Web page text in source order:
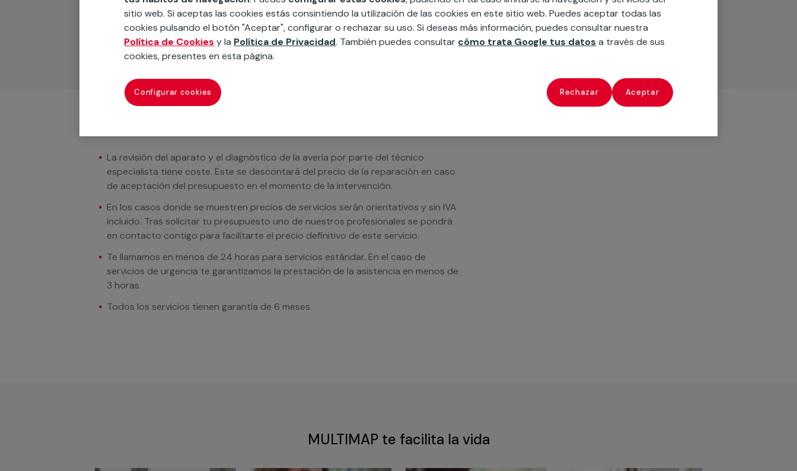
Podemos ofrecer cualquier servicio a medida incluyendo todo lo que necesites:
materiales, equipamientos, electrodomésticos, etc. Cuéntanos que necesitas
cuando te llamemos.
La revisión del aparato y el diagnóstico de la avería por parte del técnico
especialista tiene coste. Este se descontará del precio de la reparación en caso
de aceptación del presupuesto en el momento de la intervención.
En los casos donde se muestren precios de servicios serán orientativos y sin IVA
incluido. Tras solicitar tu presupuesto uno de nuestros profesionales se pondrá
en contacto contigo para facilitarte el precio definitivo de este servicio.
Te llamamos en menos de 24 horas para servicios estándar. En el caso de
servicios de urgencia te garantizamos la prestación de la asistencia en menos de
3 horas.
Todos los servicios tienen garantía de 6 meses.
MULTIMAP te facilita la vida
sitio web. Si aceptas las cookies estás consintiendo la utilización de las cookies en este sitio web. Puedes aceptar todas las
cookies pulsando el botón "Aceptar", configurar o rechazar su uso. Si deseas más información, puedes consultar nuestra
Política de Cookies y la Política de Privacidad. También puedes consultar cómo trata Google tus datos a través de sus
cookies, presentes en esta página.
Configurar cookies Rechazar Aceptar